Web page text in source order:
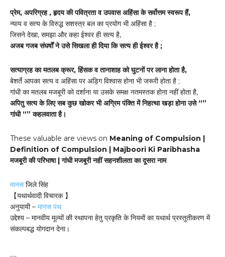
प्रेम, अपरिग्रह , हृदय की पवित्रता व उपवास अहिंसा के सर्वोत्तम स्वरूप हैं,
न्याय व सत्य के विरुद्ध सशस्त्र बल का प्रयोग भी अहिंसा है ;
जिसने देखा, समझा और कहा ईश्वर ही सत्य है,
अजब गजब संघर्षों ने उसे सिखला ही दिया कि सत्य ही ईश्वर है ;
सत्याग्रह का मतलब क्रूर, हिंसक व तानाशाह को घुटनों पर लाना होता है,
बेशर्ते आपका सत्य व अहिंसा पर अड़िग विश्वास होना भी जरूरी होता है ;
गांधी का मतलब मजबूरी को दर्शाना या उसके समक्ष नतमस्तक होना नहीं होता है,
अपितु सत्य के लिए सब कुछ खोकर भी अग्रिम पंक्ति में निहत्था खड़ा होना उसे “”
गांधी “” कहलवाता है।
These valuable are views on Meaning of Compulsion |
Definition of Compulsion | Majboori Ki Paribhasha
मजबूरी की परिभाषा | गांधी मजबूरी नहीं सहनशीलता का दूसरा नाम
मानसजिले सिंह
【यथार्थवादी विचारक 】
अनुयायी – मानस पंथ
उद्देश्य – मानवीय मूल्यों की स्थापना हेतु प्रकृति के नियमों का यथार्थ प्रस्तुतीकरण में
संकल्पबद्ध योगदान देना।